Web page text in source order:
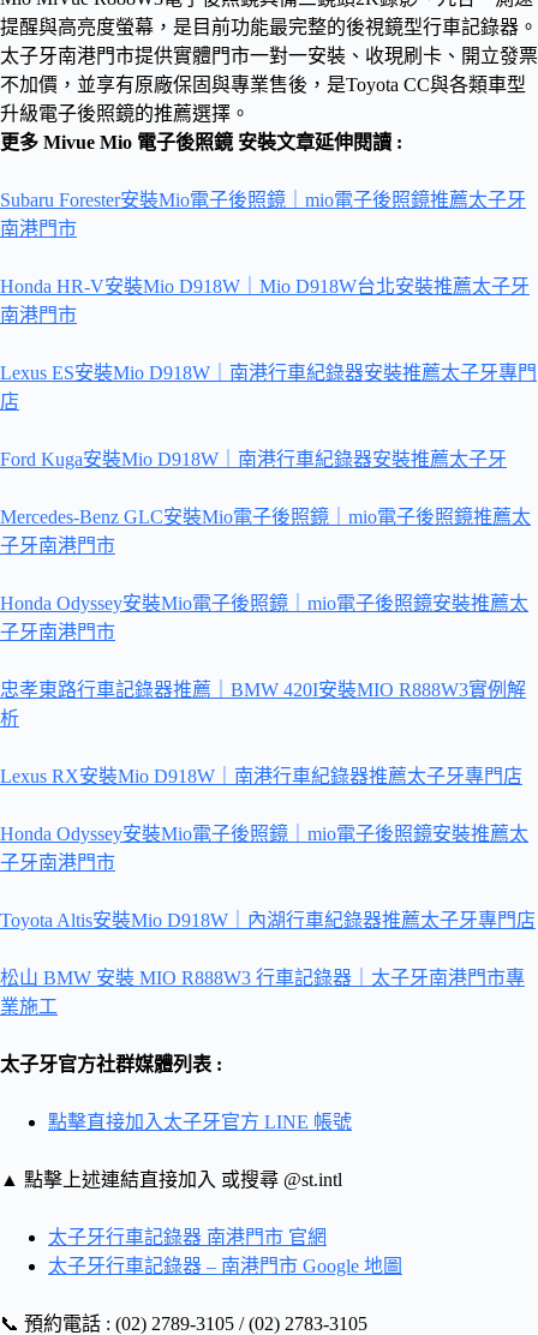
提醒與高亮度螢幕，是目前功能最完整的後視鏡型行車記錄器。
太子牙南港門市提供實體門市一對一安裝、收現刷卡、開立發票
不加價，並享有原廠保固與專業售後，是Toyota CC與各類車型
升級電子後照鏡的推薦選擇。
更多 Mivue Mio 電子後照鏡 安裝文章延伸閱讀 :
Subaru Forester安裝Mio電子後照鏡｜mio電子後照鏡推薦太子牙
南港門市
Honda HR-V安裝Mio D918W｜Mio D918W台北安裝推薦太子牙
南港門市
Lexus ES安裝Mio D918W｜南港行車紀錄器安裝推薦太子牙專門
店
Ford Kuga安裝Mio D918W｜南港行車紀錄器安裝推薦太子牙
Mercedes-Benz GLC安裝Mio電子後照鏡｜mio電子後照鏡推薦太
子牙南港門市
Honda Odyssey安裝Mio電子後照鏡｜mio電子後照鏡安裝推薦太
子牙南港門市
忠孝東路行車記錄器推薦｜BMW 420I安裝MIO R888W3實例解
析
Lexus RX安裝Mio D918W｜南港行車紀錄器推薦太子牙專門店
Honda Odyssey安裝Mio電子後照鏡｜mio電子後照鏡安裝推薦太
子牙南港門市
Toyota Altis安裝Mio D918W｜內湖行車紀錄器推薦太子牙專門店
松山 BMW 安裝 MIO R888W3 行車記錄器｜太子牙南港門市專
業施工
太子牙官方社群媒體列表 :
點擊直接加入太子牙官方 LINE 帳號
▲ 點擊上述連結直接加入 或搜尋 @st.intl
太子牙行車記錄器 南港門市 官網
太子牙行車記錄器 – 南港門市 Google 地圖
📞 預約電話 : (02) 2789-3105 / (02) 2783-3105